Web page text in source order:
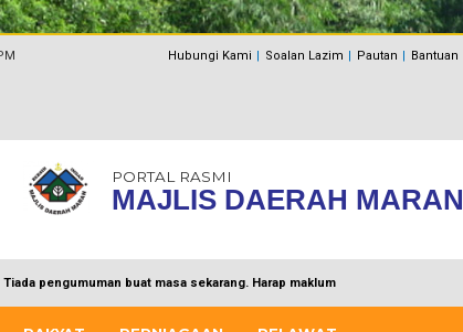
Hubungi Kami Soalan Lazim Pautan Bantuan
PORTAL RASMI
MAJLIS DAERAH MARAN
Tiada pengumuman buat masa sekarang. Harap maklum